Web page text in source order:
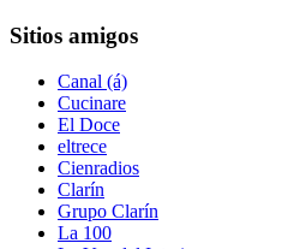
Sitios amigos
Canal (á)
Cucinare
El Doce
eltrece
Cienradios
Clarín
Grupo Clarín
La 100